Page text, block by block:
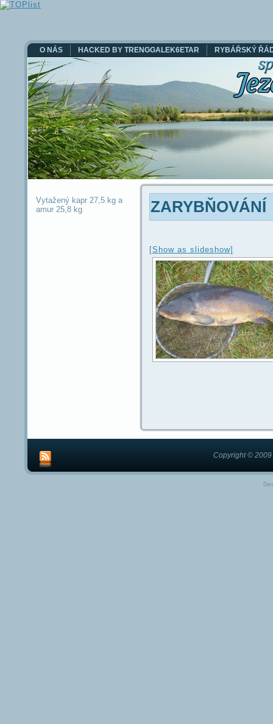
O NÁS HACKED BY TRENGGALEK6ETAR
RYBÁŘSKÝ
KONTAKT
Vytažený kapr 27,5 kg a
amur 25,8 kg
ZARYBŇOVÁNÍ
[Show as slideshow]
Copyright ©